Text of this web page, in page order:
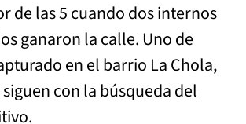
de las 5 cuando dos internos
ganaron la calle. Uno de
en el barrio La Chola,
con la búsqueda del